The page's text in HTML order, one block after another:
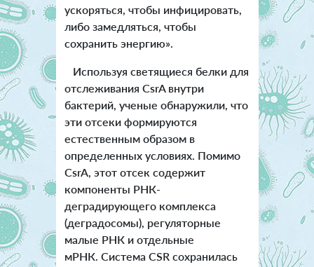
ускоряться, чтобы инфицировать,
либо замедляться, чтобы
сохранить энергию».
Используя светящиеся белки для
отслеживания CsrA внутри
бактерий, ученые обнаружили, что
эти отсеки формируются
естественным образом в
определенных условиях. Помимо
CsrA, этот отсек содержит
компоненты РНК-
деградирующего комплекса
(деградосомы), регуляторные
малые РНК и отдельные
мРНК. Система CSR сохранилась